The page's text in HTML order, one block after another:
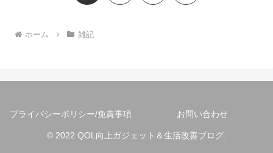
ホーム 雑記
プライバシーポリシー/免責事項 お問い合わせ
© 2022 QOL向上ガジェット＆生活改善ブログ.